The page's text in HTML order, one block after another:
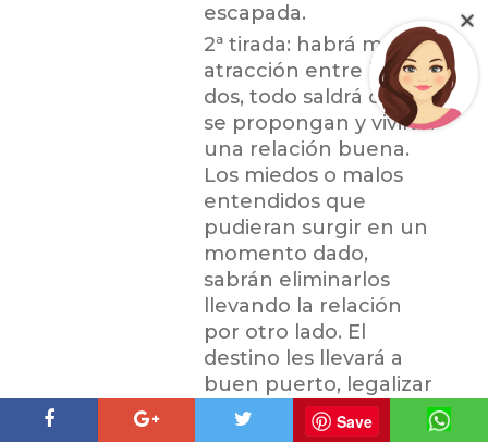
escapada.
2ª tirada: habrá mucha
atracción entre los
dos, todo saldrá como
se propongan y vivirán
una relación buena.
Los miedos o malos
entendidos que
pudieran surgir en un
momento dado,
sabrán eliminarlos
llevando la relación
por otro lado. El
destino les llevará a
buen puerto, legalizar
su relación y alSave